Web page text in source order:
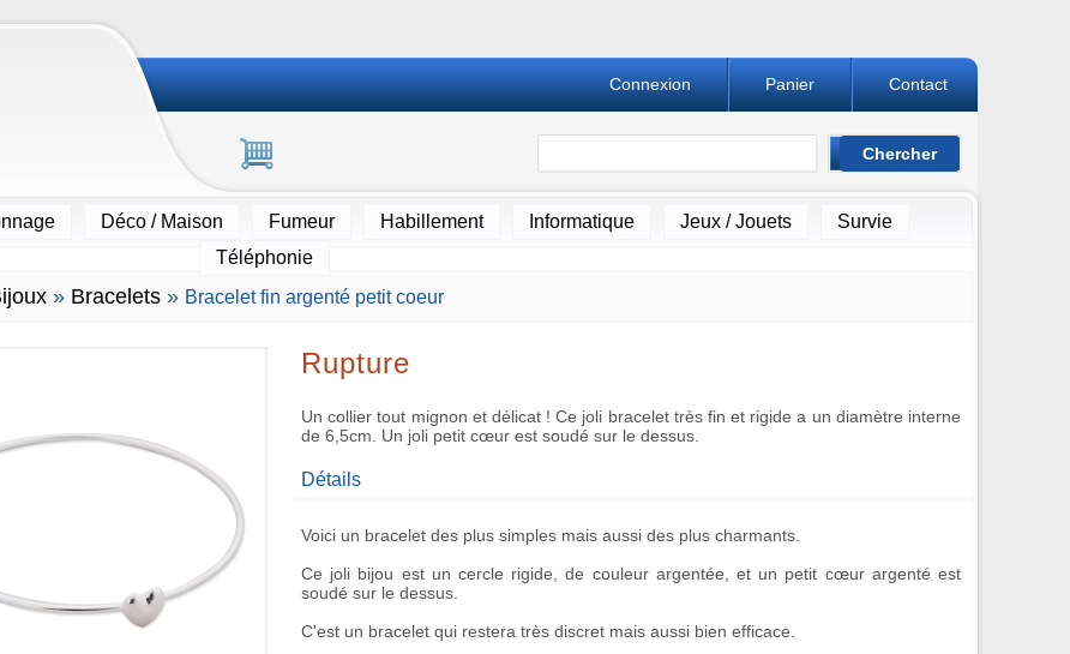
Contact
Panier
Connexion
Déco / Maison Fumeur Habillement Informatique Jeux / Jouets
Survie
Téléphonie
» Bracelets » Bracelet fin argenté petit coeur
Rupture
Un collier tout mignon et délicat ! Ce joli bracelet très fin et rigide a un diamètre interne
de 6,5cm. Un joli petit cœur est soudé sur le dessus.
Détails
Voici un bracelet des plus simples mais aussi des plus charmants.
Ce joli bijou est un cercle rigide, de couleur argentée, et un petit cœur argenté est
soudé sur le dessus.
C'est un bracelet qui restera très discret mais aussi bien efficace.